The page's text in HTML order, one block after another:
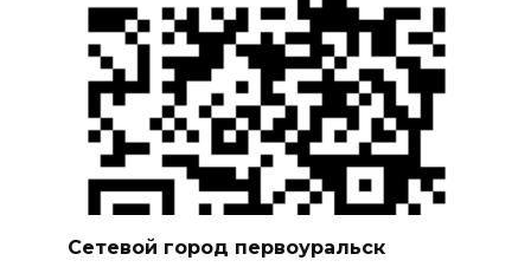
Сетевой город первоуральск